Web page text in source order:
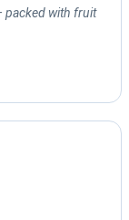
packed with fruit